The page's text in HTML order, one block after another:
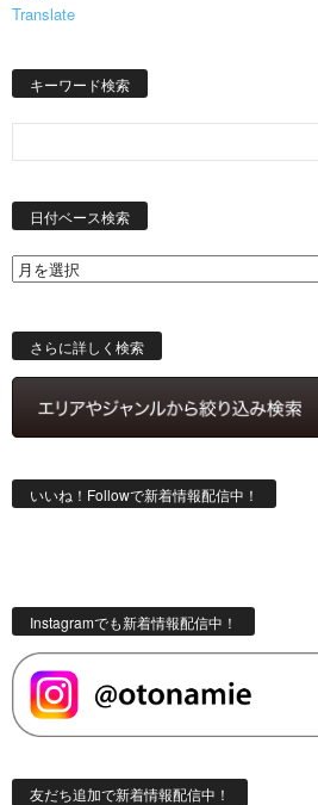
Translate
キーワード検索
日付ベース検索
ス
索
さらに詳しく検索
いいね！Followで新着情報配信中！
Instagramでも新着情報配信中！
友だち追加で新着情報配信中！